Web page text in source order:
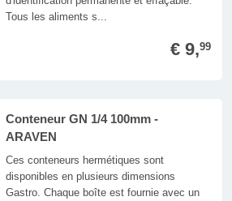
Tous les aliments s...
€ 9,99
Conteneur GN 1/4 100mm -
ARAVEN
Ces conteneurs hermétiques sont
disponibles en plusieurs dimensions
Gastro. Chaque boîte est fournie avec un